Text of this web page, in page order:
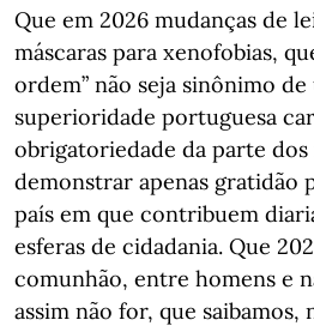
Que em 2026 mudanças de
máscaras para xenofobias,
ordem” não seja sinônimo
superioridade portuguesa
obrigatoriedade da parte
demonstrar apenas gratidão
país em que contribuem
esferas de cidadania. Que
comunhão, entre homens e
assim não for, que saibamos,